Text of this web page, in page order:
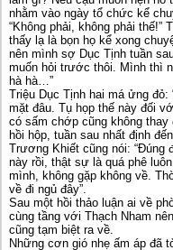
nhằm vào ngày tổ chức kể
“Không phải, không phải thế!”
thấy lạ là bọn họ kể xong
nên mình sợ Dục Tịnh tuần
muốn hỏi trước thôi. Mình thì
hà hà…”
Triệu Dục Tịnh hai má ửng
mặt đâu. Tụ họp thế này đối
có sấm chớp cũng không
hồi hộp, tuần sau nhất định
Trương Khiết cũng nói: “Đúng
này rồi, thật sự là quá phê
mình, không gặp không về.
về đi ngủ đây”.
Sau một hồi thảo luận ai về
cùng tầng với Thạch Nham
cũng tạm biệt ra về.
Những cơn gió nhẹ ấm áp đã